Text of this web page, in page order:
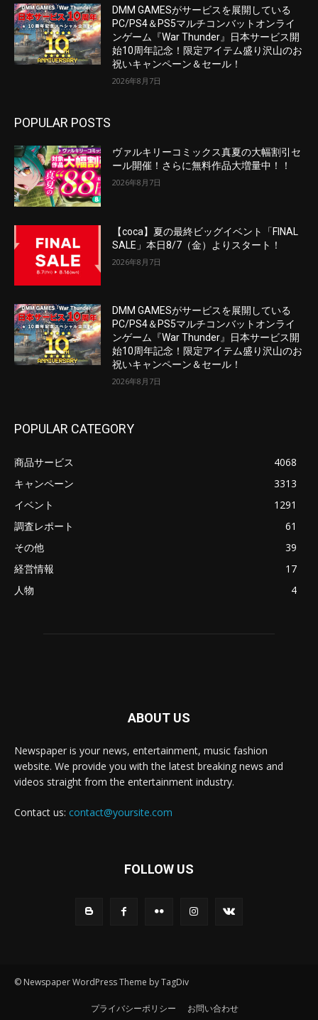
DMM GAMESがサービスを展開している
PC/PS4＆PS5マルチコンバットオンライ
ンゲーム『War Thunder』日本サービス開
始10周年記念！限定アイテム盛り沢山のお
祝いキャンペーン＆セール！
2026年8月7日
POPULAR POSTS
ヴァルキリーコミックス真夏の大幅割引セ
ール開催！さらに無料作品大増量中！！
2026年8月7日
【coca】夏の最終ビッグイベント「FINAL
SALE」本日8/7（金）よりスタート！
2026年8月7日
DMM GAMESがサービスを展開している
PC/PS4＆PS5マルチコンバットオンライ
ンゲーム『War Thunder』日本サービス開
始10周年記念！限定アイテム盛り沢山のお
祝いキャンペーン＆セール！
2026年8月7日
POPULAR CATEGORY
商品サービス
4068
キャンペーン
3313
イベント
1291
調査レポート
61
その他
39
経営情報
17
人物
4
ABOUT US
Newspaper is your news, entertainment, music fashion
website. We provide you with the latest breaking news and
videos straight from the entertainment industry.
Contact us: contact@yoursite.com
FOLLOW US
© Newspaper WordPress Theme by TagDiv
プライバシーポリシー お問い合わせ